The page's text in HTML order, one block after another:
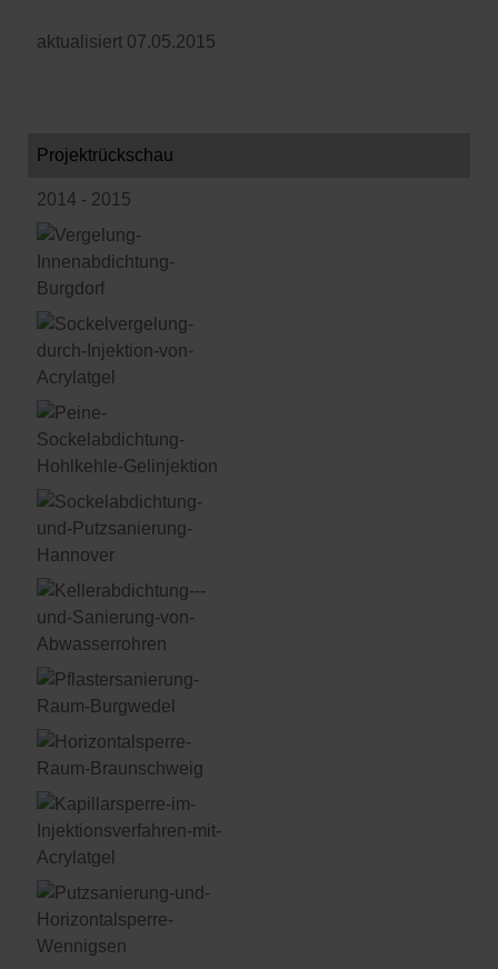
aktualisiert 07.05.2015
Projektrückschau
2014 - 2015